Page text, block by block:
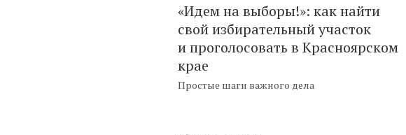
«Идем на выборы!»: как найти
свой избирательный участок
и проголосовать в Красноярском
крае
Простые шаги важного дела